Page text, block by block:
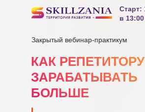
Старт:
в
Закрытый вебинар-практикум
КАК РЕПЕТИТОРУ
ЗАРАБАТЫВАТЬ
БОЛЬШЕ